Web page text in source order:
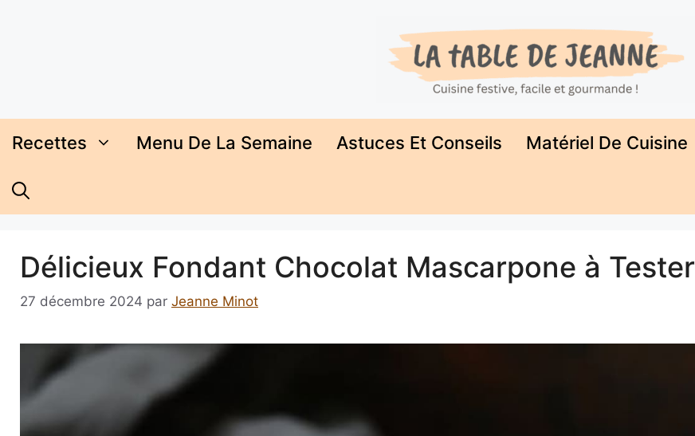
Recettes Menu De La Semaine Astuces Et Conseils Matériel De Cuisine
Délicieux Fondant Chocolat Mascarpone à Tester
27 décembre 2024 par Jeanne Minot